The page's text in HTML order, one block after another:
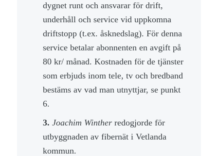
dygnet runt och ansvarar för drift,
underhåll och service vid uppkomna
driftstopp (t.ex. åsknedslag). För denna
service betalar abonnenten en avgift på
80 kr/ månad. Kostnaden för de tjänster
som erbjuds inom tele, tv och bredband
bestäms av vad man utnyttjar, se punkt
6.
3. Joachim Winther redogjorde för
utbyggnaden av fibernät i Vetlanda
kommun.